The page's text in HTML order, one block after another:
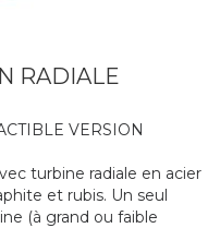
RADIALE
VERSION
turbine radiale en acier
et rubis. Un seul
(à grand ou faible